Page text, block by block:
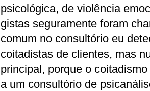
psicológica, de violência
gistas seguramente foram
comum no consultório eu
coitadistas de clientes, mas
principal, porque o
a um consultório de